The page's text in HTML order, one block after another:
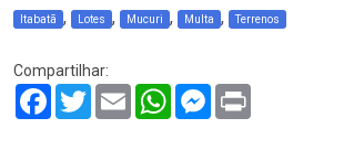
Itabatã , Lotes , Mucuri , Multa , Terrenos
Compartilhar:
Facebook
TwitterEmail WhatsAppMessenger